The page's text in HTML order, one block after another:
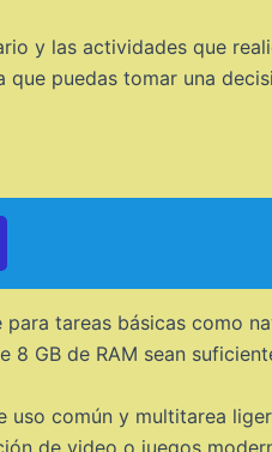
y las actividades que
puedas tomar una
tareas básicas como
GB de RAM sean
común y multitarea
de video o juegos